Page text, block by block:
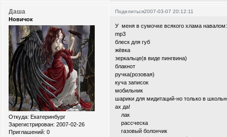
Поделиться2007-03-07 20:12:11
Даша
Новичок
Откуда: Екатеринбург
Зарегистрирован: 2007-02-26
Приглашений: 0
У меня в сумочке всякого хлама навалом:
mp3
блеск для губ
жёвка
зеркальце(в виде пингвина)
блакнот
ручка(розовая)
куча записок
мобильник
шарики для мидитаций-но только в
ах да!
лак
рассческа
газовый болончик